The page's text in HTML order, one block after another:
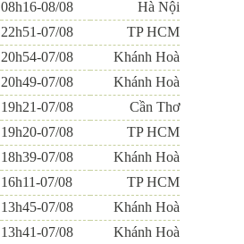
08h16-08/08
Hà Nội
22h51-07/08
TP HCM
20h54-07/08
Khánh Hoà
20h49-07/08
Khánh Hoà
19h21-07/08
Cần Thơ
19h20-07/08
TP HCM
18h39-07/08
Khánh Hoà
16h11-07/08
TP HCM
13h45-07/08
Khánh Hoà
13h41-07/08
Khánh Hoà